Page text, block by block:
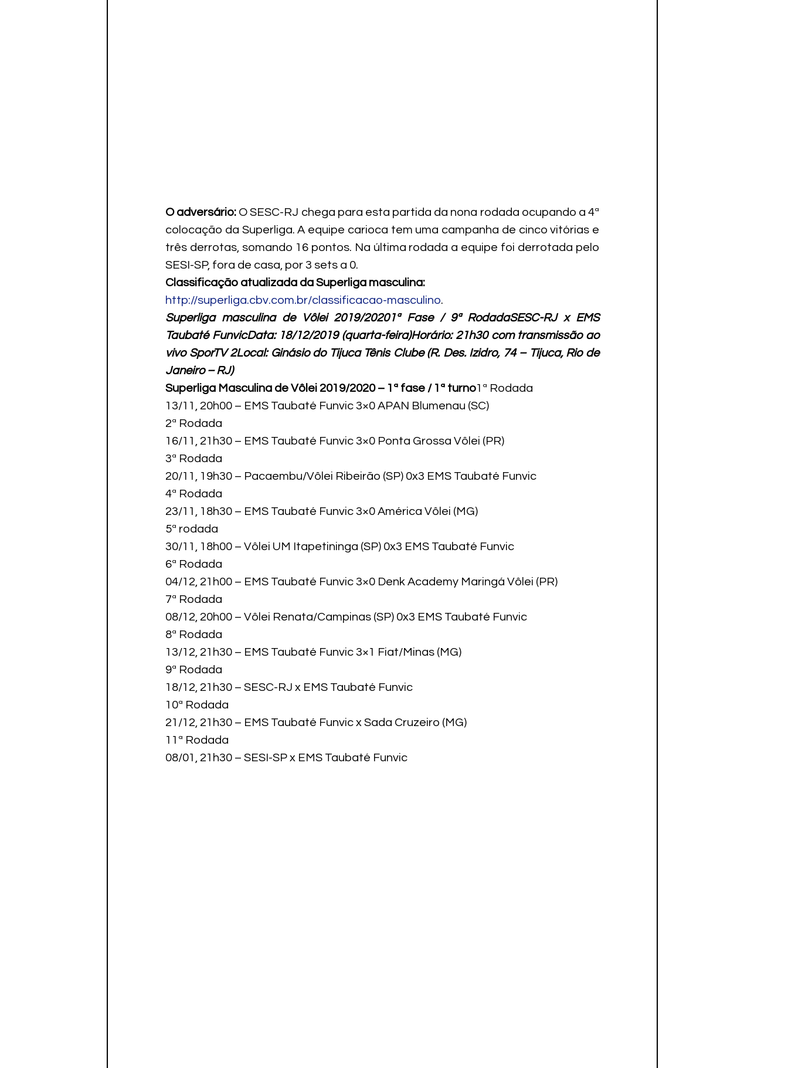
O adversário: O SESC-RJ chega para esta partida da nona rodada ocupando a 4ª
colocação da Superliga. A equipe carioca tem uma campanha de cinco vitórias e
três derrotas, somando 16 pontos. Na última rodada a equipe foi derrotada pelo
SESI-SP, fora de casa, por 3 sets a 0.
Classificação atualizada da Superliga masculina:
http://superliga.cbv.com.br/classificacao-masculino.
Superliga masculina de Vôlei 2019/20201ª Fase / 9ª RodadaSESC-RJ x EMS
Taubaté FunvicData: 18/12/2019 (quarta-feira)Horário: 21h30 com transmissão ao
vivo SporTV 2Local: Ginásio do Tijuca Tênis Clube (R. Des. Izidro, 74 – Tijuca, Rio de
Janeiro – RJ)
Superliga Masculina de Vôlei 2019/2020 – 1ª fase / 1ª turno1ª Rodada
13/11, 20h00 – EMS Taubaté Funvic 3×0 APAN Blumenau (SC)
2ª Rodada
16/11, 21h30 – EMS Taubaté Funvic 3×0 Ponta Grossa Vôlei (PR)
3ª Rodada
20/11, 19h30 – Pacaembu/Vôlei Ribeirão (SP) 0x3 EMS Taubaté Funvic
4ª Rodada
23/11, 18h30 – EMS Taubaté Funvic 3×0 América Vôlei (MG)
5ª rodada
30/11, 18h00 – Vôlei UM Itapetininga (SP) 0x3 EMS Taubaté Funvic
6ª Rodada
04/12, 21h00 – EMS Taubaté Funvic 3×0 Denk Academy Maringá Vôlei (PR)
7ª Rodada
08/12, 20h00 – Vôlei Renata/Campinas (SP) 0x3 EMS Taubaté Funvic
8ª Rodada
13/12, 21h30 – EMS Taubaté Funvic 3×1 Fiat/Minas (MG)
9ª Rodada
18/12, 21h30 – SESC-RJ x EMS Taubaté Funvic
10ª Rodada
21/12, 21h30 – EMS Taubaté Funvic x Sada Cruzeiro (MG)
11ª Rodada
08/01, 21h30 – SESI-SP x EMS Taubaté Funvic